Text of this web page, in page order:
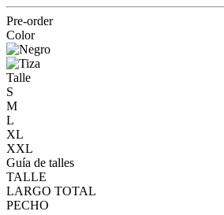
Pre-order
Color
Talle
S
M
L
XL
XXL
Guía de talles
TALLE
LARGO TOTAL
PECHO